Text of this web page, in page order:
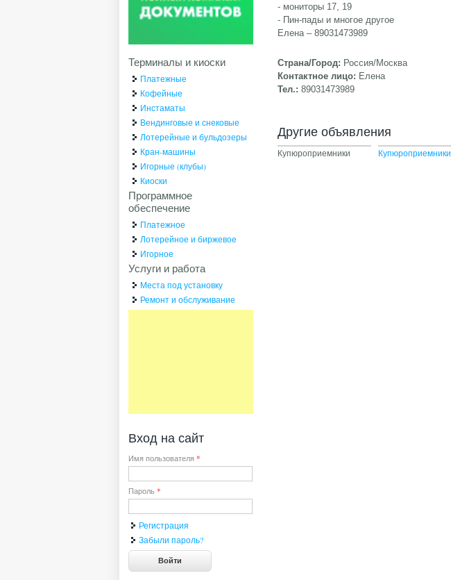
- мониторы 17, 19
- Пин-пады и многое другое
Елена – 89031473989
Страна/Город: Россия/Москва
Контактное лицо: Елена
Тел.:89031473989
Другие объявления
Купюроприемники Купюроприемники
Терминалы и киоски
Платежные
Кофейные
Инстаматы
Вендинговые и снековые
Лотерейные и бульдозеры
Кран-машины
Игорные (клубы)
Киоски
Программное
обеспечение
Платежное
Лотерейное и биржевое
Игорное
Услуги и работа
Места под установку
Ремонт и обслуживание
Вход на сайт
Имя пользователя *
Пароль *
Регистрация
Забыли пароль?